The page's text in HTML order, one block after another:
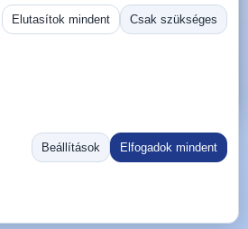
Ugrás:
Rendezés:
Elutasítok mindent Csak szükséges
Beállítások Elfogadok mindent